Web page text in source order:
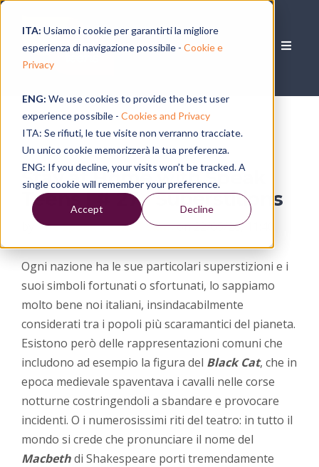
ITA: Usiamo i cookie per garantirti la migliore
esperienza di navigazione possibile - Cookie e
Privacy
ENG: We use cookies to provide the best user
experience possibile - Cookies and Privacy
ITA: Se rifiuti, le tue visite non verranno tracciate.
Un unico cookie memorizzerà la tua preferenza.
ENG: If you decline, your visits won’t be tracked. A
single cookie will remember your preference.
Accept Decline
Stay at Home with Speak
Teens | # 27 - Superstitions
The Speak Teens Team, on 22/05/20, 11:40
Ogni nazione ha le sue particolari superstizioni e i
suoi simboli fortunati o sfortunati, lo sappiamo
molto bene noi italiani, insindacabilmente
considerati tra i popoli più scaramantici del pianeta.
Esistono però delle rappresentazioni comuni che
includono ad esempio la figura del Black Cat, che in
epoca medievale spaventava i cavalli nelle corse
notturne costringendoli a sbandare e provocare
incidenti. O i numerosissimi riti del teatro: in tutto il
mondo si crede che pronunciare il nome del
Macbethdi Shakespeare porti tremendamente